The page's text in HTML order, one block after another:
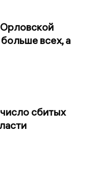
Орловской
всех, а
сбитых